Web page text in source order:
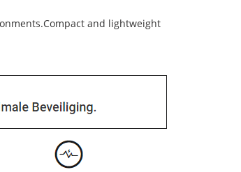
and lightweight